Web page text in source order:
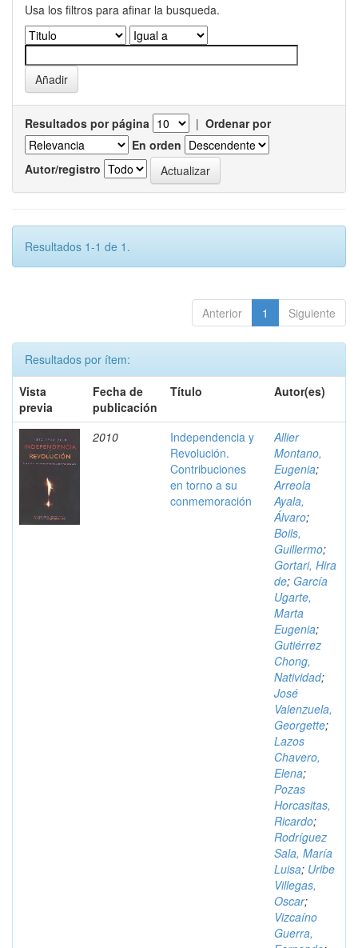
Usa los filtros para afinar la busqueda.
Resultados por página | Ordenar por
En orden
Autor/registro
Resultados 1-1 de 1.
Anterior 1 Siguiente
Resultados por ítem:
Vista
previa
Fecha de
publicación
Título Autor(es)
2010
Independencia y
Revolución.
Contribuciones
en torno a su
conmemoración
Allier
Montano,
Eugenia;
Arreola
Ayala,
Álvaro;
Boils,
Guillermo;
Gortari, Hira
de; García
Ugarte,
Marta
Eugenia;
Gutiérrez
Chong,
Natividad;
José
Valenzuela,
Georgette;
Lazos
Chavero,
Elena;
Pozas
Horcasitas,
Ricardo;
Rodríguez
Sala, María
Luisa; Uribe
Villegas,
Oscar;
Vizcaíno
Guerra,